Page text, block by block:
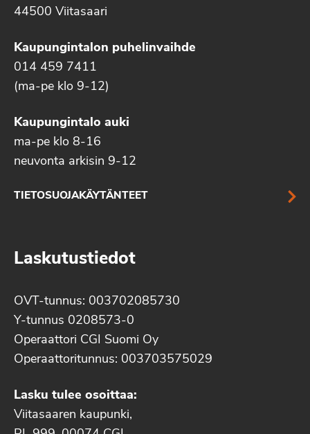
44500 Viitasaari
Kaupungintalon puhelinvaihde
014 459 7411
(ma-pe klo 9-12)
Kaupungintalo auki
ma-pe klo 8-16
neuvonta arkisin 9-12
TIETOSUOJAKÄYTÄNTEET
Laskutustiedot
OVT-tunnus: 003702085730
Y-tunnus 0208573-0
Operaattori CGI Suomi Oy
Operaattoritunnus: 003703575029
Lasku tulee osoittaa:
Viitasaaren kaupunki,